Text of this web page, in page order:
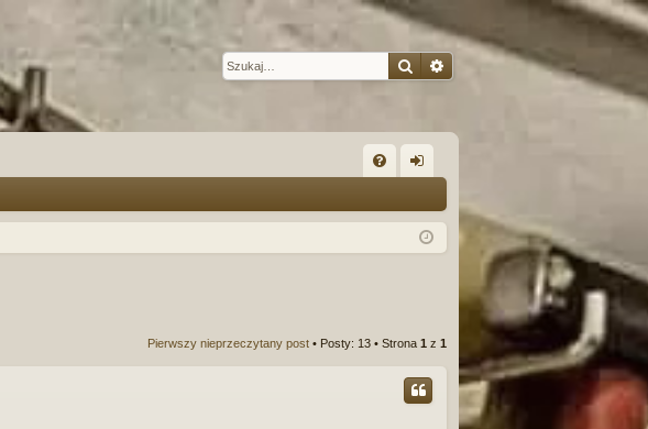
SzukajWyszukiwanie
Q og
Pierwszy nieprzeczytany post • Posty: 13 • Strona 1 z 1